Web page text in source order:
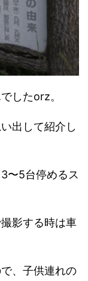
したorz。
出して紹介し
〜5台停めるス
影する時は車
、子供連れの